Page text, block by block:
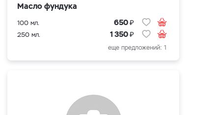
Масло фундука
100 мл. 650₽
250 мл. 1 350₽
еще предложений: 1